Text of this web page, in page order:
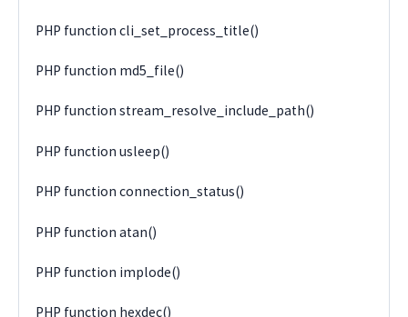
PHP function cli_set_process_title()
PHP function md5_file()
PHP function stream_resolve_include_path()
PHP function usleep()
PHP function connection_status()
PHP function atan()
PHP function implode()
PHP function hexdec()